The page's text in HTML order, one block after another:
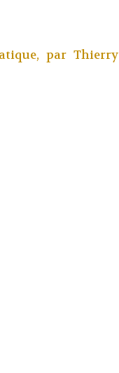
parThierry